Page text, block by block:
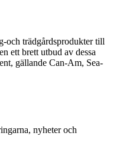
och trädgårdsprodukter till
ett brett utbud av dessa
gällande Can-Am, Sea-
nyheter och